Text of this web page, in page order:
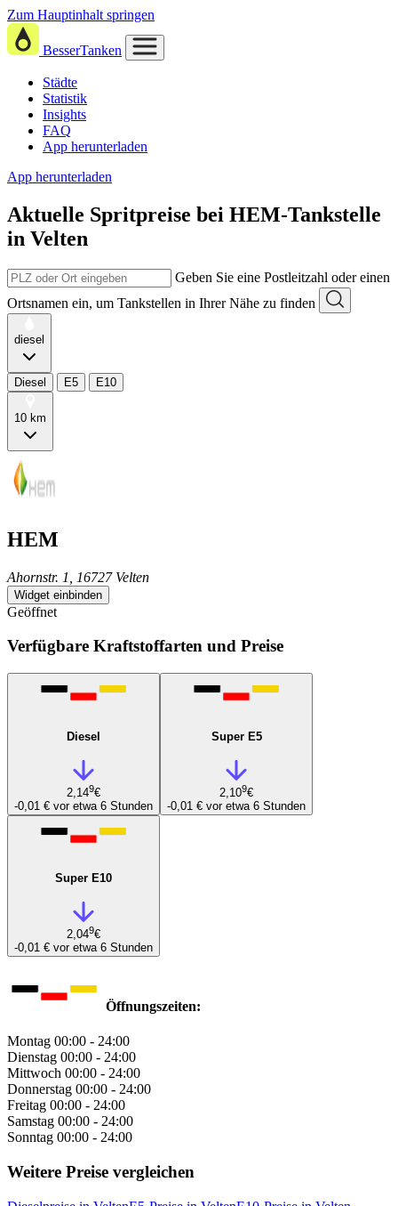
Zum Hauptinhalt springen
BesserTanken
Städte
Statistik
Insights
FAQ
App herunterladen
App herunterladen
Aktuelle Spritpreise bei HEM-Tankstelle
in Velten
Geben Sie eine Postleitzahl oder einen
Ortsnamen ein, um Tankstellen in Ihrer Nähe zu finden
diesel
Diesel E5 E10
10 km
HEM
Ahornstr. 1, 16727 Velten
Widget einbinden
Geöffnet
Verfügbare Kraftstoffarten und Preise
Diesel
2,149€
-0,01 € vor etwa 6 Stunden
Super E5
2,109€
-0,01 € vor etwa 6 Stunden
Super E10
2,049€
-0,01 € vor etwa 6 Stunden
Öffnungszeiten:
Montag 00:00 - 24:00
Dienstag 00:00 - 24:00
Mittwoch 00:00 - 24:00
Donnerstag 00:00 - 24:00
Freitag 00:00 - 24:00
Samstag 00:00 - 24:00
Sonntag 00:00 - 24:00
Weitere Preise vergleichen